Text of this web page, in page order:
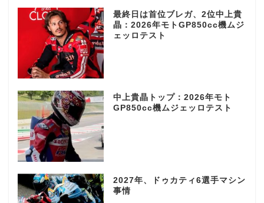
最終日は首位ブレガ、2位中上貴
晶：2026年モトGP850cc機ムジ
ェッロテスト
中上貴晶トップ：2026年モト
GP850cc機ムジェッロテスト
2027年、ドゥカティ6選手マシン
事情